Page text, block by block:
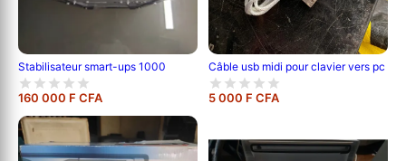
Stabilisateur smart-ups 1000
160 000 F CFA
Câble usb midi pour clavier vers pc
5 000 F CFA